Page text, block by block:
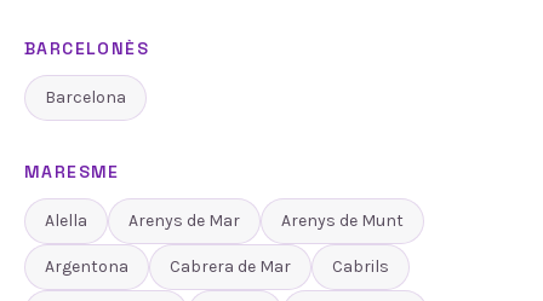
BARCELONÈS
Barcelona
MARESME
Alella Arenys de Mar Arenys de Munt
Argentona Cabrera de Mar Cabrils